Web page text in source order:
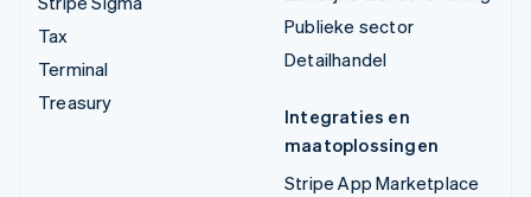
Tax
Terminal
Treasury
Publieke sector
Detailhandel
Integraties en
maatoplossingen
Stripe App Marketplace